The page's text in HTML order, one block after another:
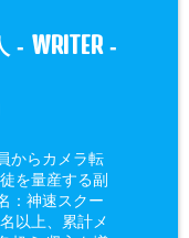
- WRITER-
からカメラ転
を量産する副
：神速スクー
以上、累計メ